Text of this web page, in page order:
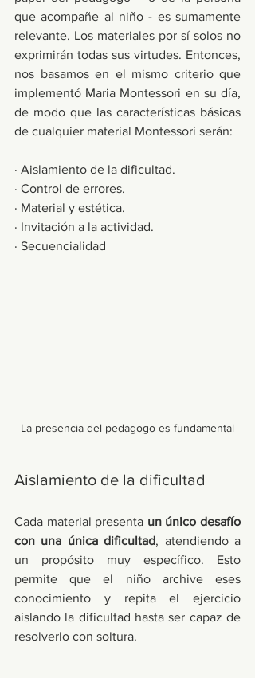
que acompañe al niño - es sumamente
relevante. Los materiales por sí solos no
exprimirán todas sus virtudes. Entonces,
nos basamos en el mismo criterio que
implementó Maria Montessori en su día,
de modo que las características básicas
de cualquier material Montessori serán:
· Aislamiento de la dificultad.
· Control de errores.
· Material y estética.
· Invitación a la actividad.
· Secuencialidad
La presencia del pedagogo es fundamental
Aislamiento de la dificultad
Cada material presenta un único desafío
con una única dificultad, atendiendo a
un propósito muy específico. Esto
permite que el niño archive eses
conocimiento y repita el ejercicio
aislando la dificultad hasta ser capaz de
resolverlo con soltura.